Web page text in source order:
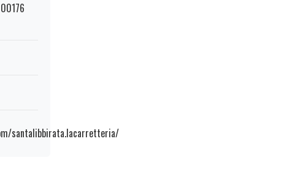
santalibbirata.lacarretteria/